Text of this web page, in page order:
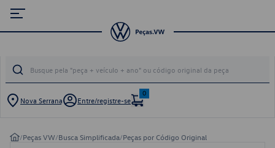
Nova Serrana Entre/registre-se
0
/Peças VW/Busca Simplificada/Peças por Código Original